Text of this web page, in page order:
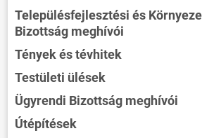
Településfejlesztési és
Bizottság meghívói
Tények és tévhitek
Testületi ülések
Ügyrendi Bizottság meghívói
Útépítések